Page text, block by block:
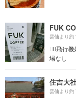
FUK
雲仙より約
☝🏻飛行
場なし
住吉大
雲仙より約